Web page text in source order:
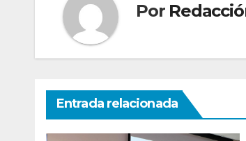
Por
Entrada relacionada